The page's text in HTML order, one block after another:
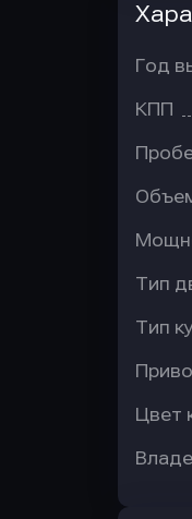
Год
КПП
Тип
Тип
Цвет